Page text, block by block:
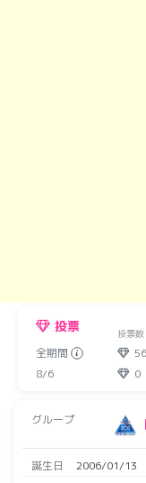
投票 投票数
全期間
8/6
0
グループ
誕生日 2006/01/13